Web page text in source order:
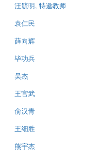
汪毓明, 特邀教师
袁仁民
薛向辉
毕功兵
吴杰
王官武
俞汉青
王细胜
熊宇杰